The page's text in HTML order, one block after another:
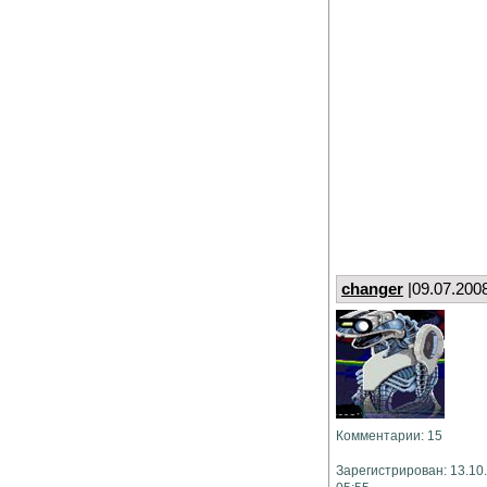
changer
Комментарии: 15
Зарегистрирован: